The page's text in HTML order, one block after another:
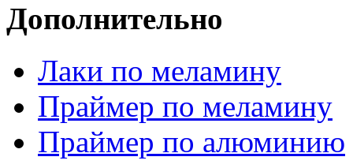
Дополнительно
Лаки по меламину
Праймер по меламину
Праймер по алюминию